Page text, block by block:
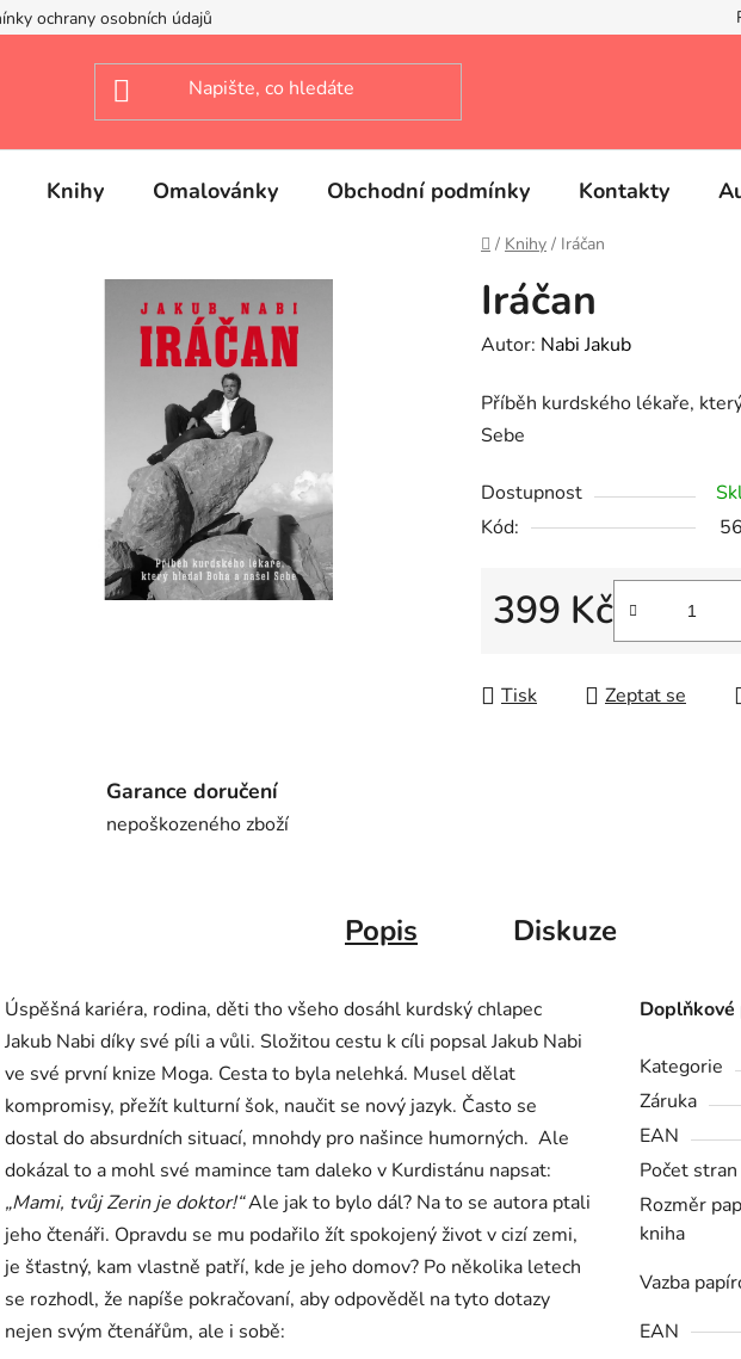
ochrany osobních údajů
Knihy Omalovánky Obchodní podmínky Kontakty
Domů
/ Knihy / Iráčan
Iráčan
Autor: Nabi Jakub
Příběh kurdského lékaře,
Sebe
Dostupnost
Kód:
399 Kč
Tisk Zeptat se
Garance doručení
nepoškozeného zboží
Popis Diskuze
Úspěšná kariéra, rodina, děti tho všeho dosáhl kurdský chlapec
Jakub Nabi díky své píli a vůli. Složitou cestu k cíli popsal Jakub Nabi
ve své první knize Moga. Cesta to byla nelehká. Musel dělat
kompromisy, přežít kulturní šok, naučit se nový jazyk. Často se
dostal do absurdních situací, mnohdy pro našince humorných. Ale
dokázal to a mohl své mamince tam daleko v Kurdistánu napsat:
„Mami, tvůj Zerin je doktor!“Ale jak to bylo dál? Na to se autora ptali
jeho čtenáři. Opravdu se mu podařilo žít spokojený život v cizí zemi,
je šťastný, kam vlastně patří, kde je jeho domov? Po několika letech
se rozhodl, že napíše pokračovaní, aby odpověděl na tyto dotazy
nejen svým čtenářům, ale i sobě:
Kategorie
Záruka
EAN
Počet stran
Rozměr
kniha
Vazba
EAN